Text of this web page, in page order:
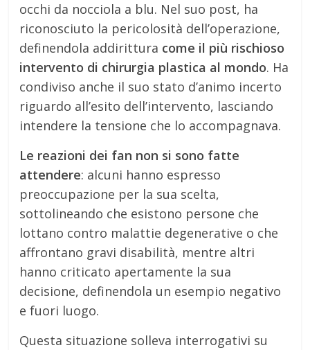
occhi da nocciola a blu. Nel suo post, ha
riconosciuto la pericolosità dell’operazione,
definendola addirittura come il più rischioso
intervento di chirurgia plastica al mondo. Ha
condiviso anche il suo stato d’animo incerto
riguardo all’esito dell’intervento, lasciando
intendere la tensione che lo accompagnava.
Le reazioni dei fan non si sono fatte
attendere: alcuni hanno espresso
preoccupazione per la sua scelta,
sottolineando che esistono persone che
lottano contro malattie degenerative o che
affrontano gravi disabilità, mentre altri
hanno criticato apertamente la sua
decisione, definendola un esempio negativo
e fuori luogo.
Questa situazione solleva interrogativi su